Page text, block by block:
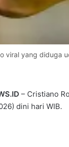
viral yang diduga
– Cristiano
dini hari WIB.